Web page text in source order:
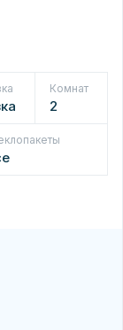
Комнат
2